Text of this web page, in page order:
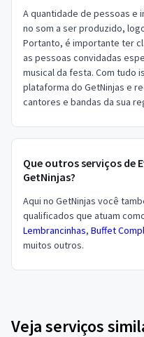
A quantidade de pessoas e
no som a ser produzido,
Portanto, é importante ter
as pessoas convidadas
musical da festa. Com tudo
plataforma do GetNinjas e
cantores e bandas da sua
Que outros serviços de
GetNinjas?
Aqui no GetNinjas você
qualificados que atuam
Lembrancinhas, Buffet
muitos outros.
Veja serviços